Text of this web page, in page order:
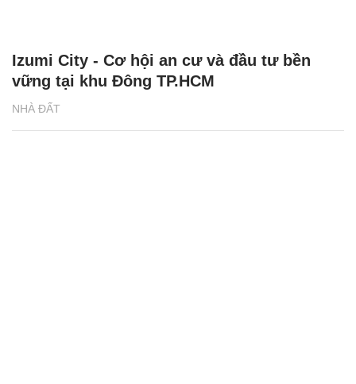
NHÀ ĐẤT
Izumi City - Cơ hội an cư và đầu tư bền
vững tại khu Đông TP.HCM